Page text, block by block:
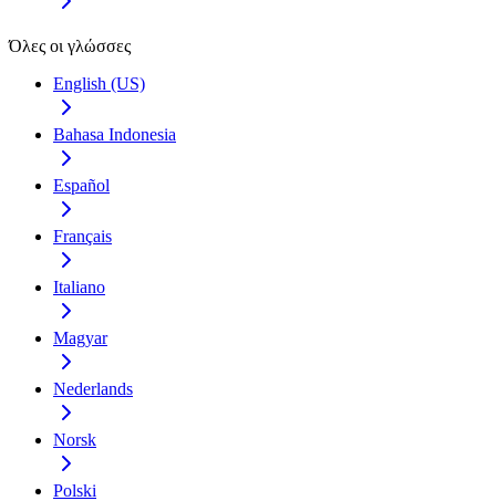
Όλες οι γλώσσες
English (US)
Bahasa Indonesia
Español
Français
Italiano
Magyar
Nederlands
Norsk
Polski